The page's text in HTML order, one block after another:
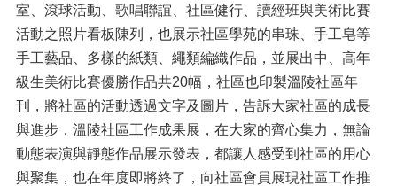
室、滾球活動、歌唱聯誼、社區健行、讀經班與美術比賽
活動之照片看板陳列，也展示社區學苑的串珠、手工皂等
手工藝品、多樣的紙類、繩類編織作品，並展出中、高年
級生美術比賽優勝作品共20幅，社區也印製溫陵社區年
刊，將社區的活動透過文字及圖片，告訴大家社區的成長
與進步，溫陵社區工作成果展，在大家的齊心集力，無論
動態表演與靜態作品展示發表，都讓人感受到社區的用心
與聚集，也在年度即將終了，向社區會員展現社區工作推